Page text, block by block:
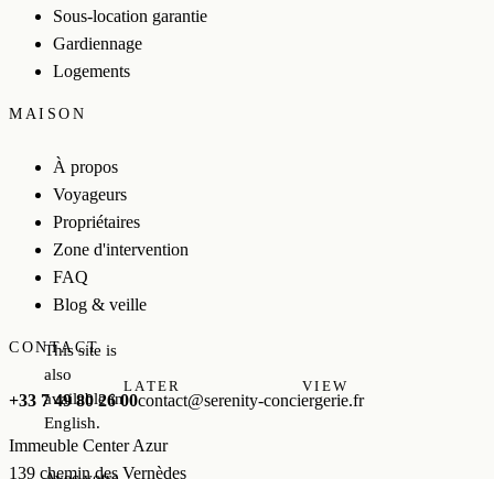
Sous-location garantie
Gardiennage
Logements
MAISON
À propos
Voyageurs
Propriétaires
Zone d'intervention
FAQ
Blog & veille
CONTACT
+33 7 49 80 26 00contact@serenity-conciergerie.fr
Immeuble Center Azur
139 chemin des Vernèdes
This site is
also
available in
English.
LATER VIEW